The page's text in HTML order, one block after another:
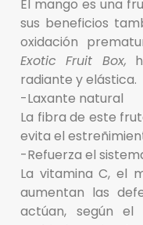
El mango es una
sus beneficios
oxidación
Exotic Fruit Box,
radiante y elástica.
-Laxante natural
La fibra de este
evita el
-Refuerza el
La vitamina C, el
aumentan las
actúan, según el